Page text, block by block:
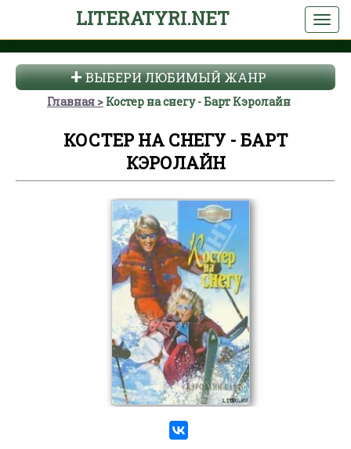
LITERATYRI.NET
ВЫБЕРИ ЛЮБИМЫЙ ЖАНР
Главная Костер на снегу - Барт Кэролайн
КОСТЕР НА СНЕГУ - БАРТ
КЭРОЛАЙН